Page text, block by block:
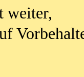
weiter,